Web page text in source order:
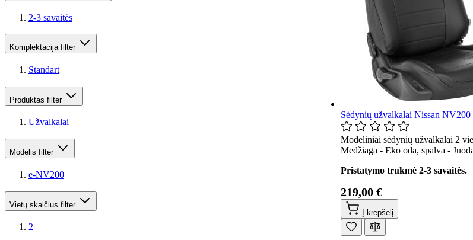
2-3 savaitės
Komplektacija filter
Standart
Produktas filter
Užvalkalai
Modelis filter
e-NV200
Vietų skaičius filter
2
Sėdynių užvalkalai Nissan NV200
Modeliniai sėdynių užvalkalai 2
Medžiaga - Eko oda, spalva -
Pristatymo trukmė 2-3 savaitės.
219,00 €
Į krepšelį